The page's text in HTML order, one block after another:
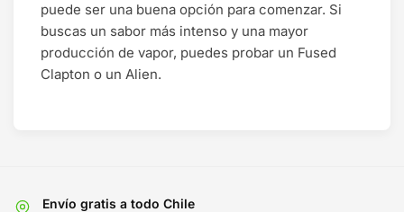
puede ser una buena opción para comenzar. Si
buscas un sabor más intenso y una mayor
producción de vapor, puedes probar un Fused
Clapton o un Alien.
Envío gratis a todo Chile